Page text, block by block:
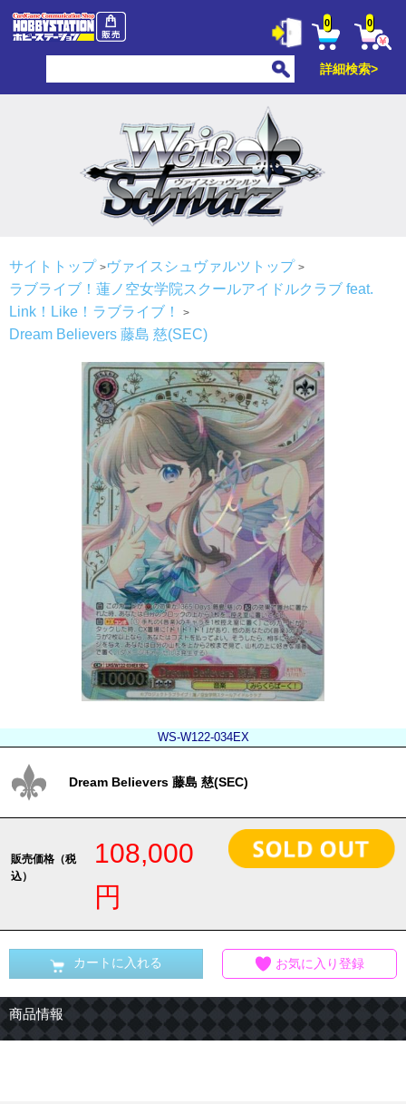
0 0
詳細検索>
サイトトップ
ヴァイスシュヴァルツトップ
ラブライブ！蓮ノ空女学院スクールアイドルクラブ feat.
Link！Like！ラブライブ！
Dream Believers 藤島 慈(SEC)
WS-W122-034EX
Dream Believers 藤島 慈(SEC)
販売価格（税
込）
108,000
円
カートに入れる お気に入り登録
商品情報